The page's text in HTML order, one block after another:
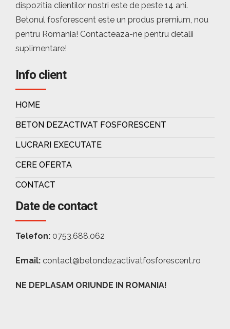
dispozitia clientilor nostri este de peste 14 ani.
Betonul fosforescent este un produs premium, nou
pentru Romania! Contacteaza-ne pentru detalii
suplimentare!
Info client
HOME
BETON DEZACTIVAT FOSFORESCENT
LUCRARI EXECUTATE
CERE OFERTA
CONTACT
Date de contact
Telefon: 0753.688.062
Email: contact@betondezactivatfosforescent.ro
NE DEPLASAM ORIUNDE IN ROMANIA!